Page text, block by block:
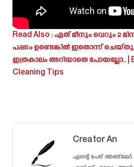
Read Also : ഏത് മീനും വെറും 2
പപ്പടം ഉണ്ടെങ്കിൽ ഇതൊന്ന്
ഇത്രകാലം അറിയാതെ പോയല്ലോ.. |
Cleaning Tips
Creator An
എന്റെ പേര് അഞ്ജലി.